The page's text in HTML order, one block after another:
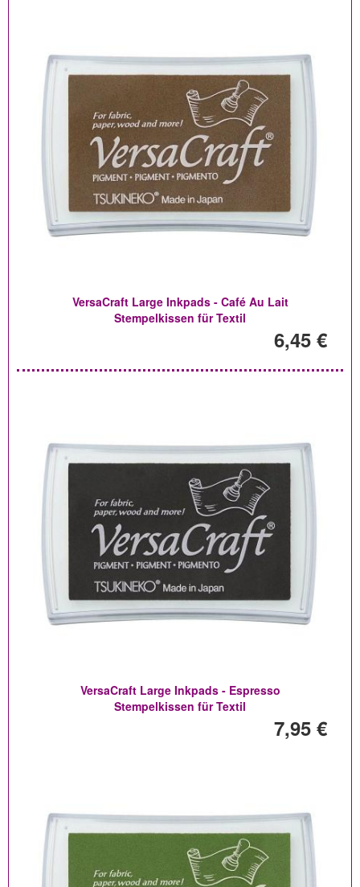
VersaCraft Large Inkpads - Café Au Lait
Stempelkissen für Textil
6,45 €
VersaCraft Large Inkpads - Espresso
Stempelkissen für Textil
7,95 €